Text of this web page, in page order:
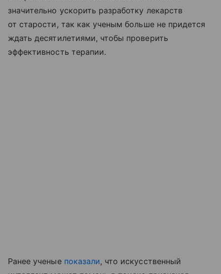
значительно ускорить разработку лекарств
от старости, так как ученым больше не придется
ждать десятилетиями, чтобы проверить
эффективность терапии.
Ранее ученые показали, что искусственный